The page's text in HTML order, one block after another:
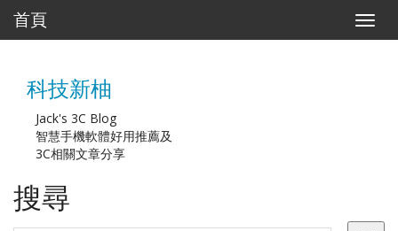
T
o
首頁
科技新柚
Jack's 3C Blog
智慧手機軟體好用推薦及
3C相關文章分享
搜尋